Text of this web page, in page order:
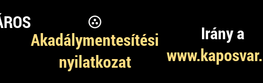
Akadálymentesítési
nyilatkozat
Irány a